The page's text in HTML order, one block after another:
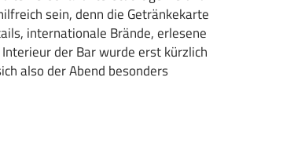
sein, denn die Getränkekarte
internationale Brände, erlesene
der Bar wurde erst kürzlich
also der Abend besonders